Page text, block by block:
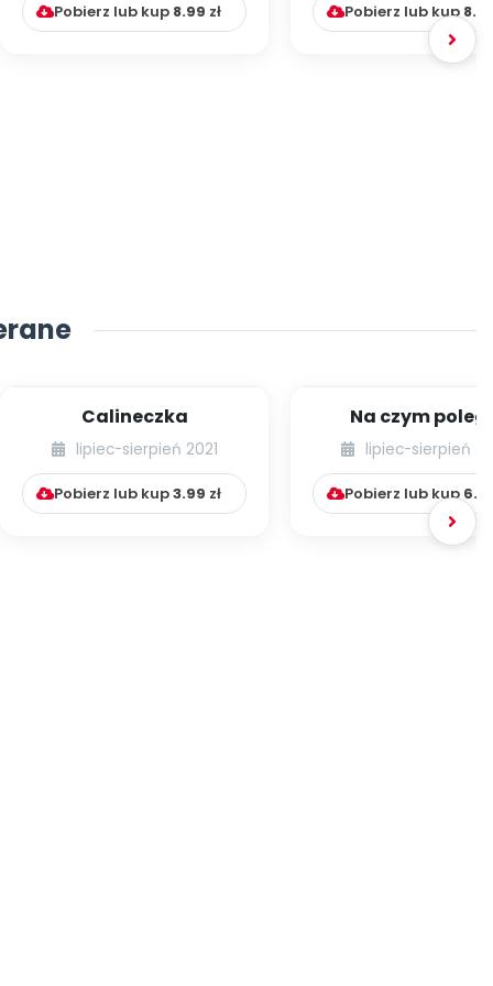
Pobierz lub kup 8.99 zł Pobierz lub kup
Calineczka
lipiec-sierpień 2021
Pobierz lub kup3.99 zł
Na czym
wspomaganie
dzieci w ich
lipiec-sierpień
Pobierz lub kup